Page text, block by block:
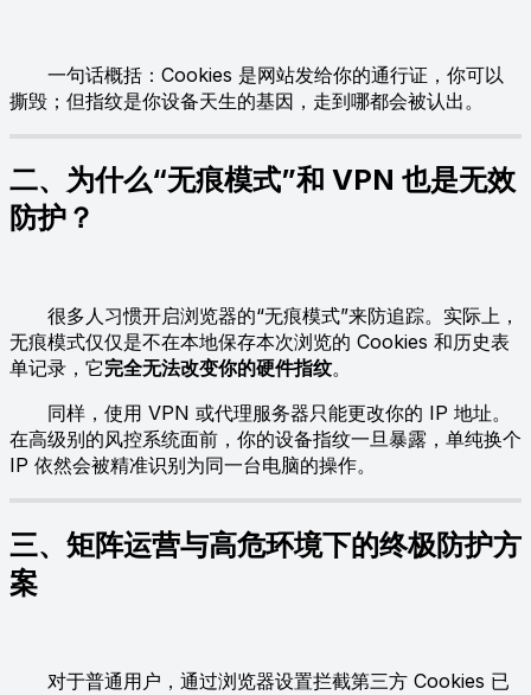
一句话概括：Cookies 是网站发给你的通行证，你可以
撕毁；但指纹是你设备天生的基因，走到哪都会被认出。
二、为什么“无痕模式”和 VPN 也是无效
防护？
很多人习惯开启浏览器的“无痕模式”来防追踪。实际上，
无痕模式仅仅是不在本地保存本次浏览的 Cookies 和历史表
单记录，它完全无法改变你的硬件指纹。
同样，使用 VPN 或代理服务器只能更改你的 IP 地址。
在高级别的风控系统面前，你的设备指纹一旦暴露，单纯换个
IP 依然会被精准识别为同一台电脑的操作。
三、矩阵运营与高危环境下的终极防护方
案
对于普通用户，通过浏览器设置拦截第三方 Cookies 已